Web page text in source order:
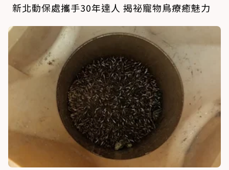
新北動保處攜手30年達人 揭祕寵物鳥療癒魅力